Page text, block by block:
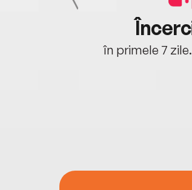
în primele 7